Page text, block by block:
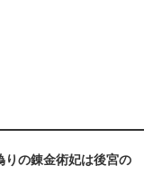
りの錬金術妃は後宮の